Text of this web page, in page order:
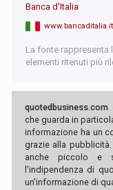
Banca d'Italia
La fonte rappresenta
elementi ritenuti più
quotedbusiness.com
che guarda in
informazione ha un
grazie alla
anche piccolo e
l'indipendenza di
un'informazione di